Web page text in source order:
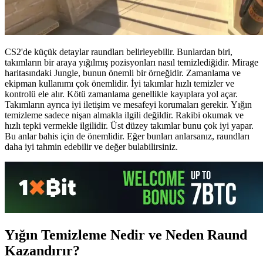
CS2'de küçük detaylar raundları belirleyebilir. Bunlardan biri,
takımların bir araya yığılmış pozisyonları nasıl temizlediğidir. Mirage
haritasındaki Jungle, bunun önemli bir örneğidir. Zamanlama ve
ekipman kullanımı çok önemlidir. İyi takımlar hızlı temizler ve
kontrolü ele alır. Kötü zamanlama genellikle kayıplara yol açar.
Takımların ayrıca iyi iletişim ve mesafeyi korumaları gerekir. Yığın
temizleme sadece nişan almakla ilgili değildir. Rakibi okumak ve
hızlı tepki vermekle ilgilidir. Üst düzey takımlar bunu çok iyi yapar.
Bu anlar bahis için de önemlidir. Eğer bunları anlarsanız, raundları
daha iyi tahmin edebilir ve değer bulabilirsiniz.
Yığın Temizleme Nedir ve Neden Raund
Kazandırır?